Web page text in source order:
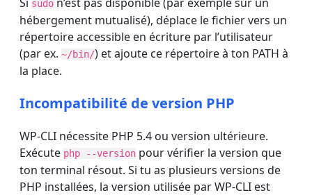
sudo
hébergement mutualisé), déplace le fichier vers un
répertoire accessible en écriture par l’utilisateur
(par ex. ~/bin/) et ajoute ce répertoire à ton PATH à
la place.
Incompatibilité de version PHP
WP-CLI nécessite PHP 5.4 ou version ultérieure.
Exécute php --version pour vérifier la version que
ton terminal résout. Si tu as plusieurs versions de
PHP installées, la version utilisée par WP-CLI est